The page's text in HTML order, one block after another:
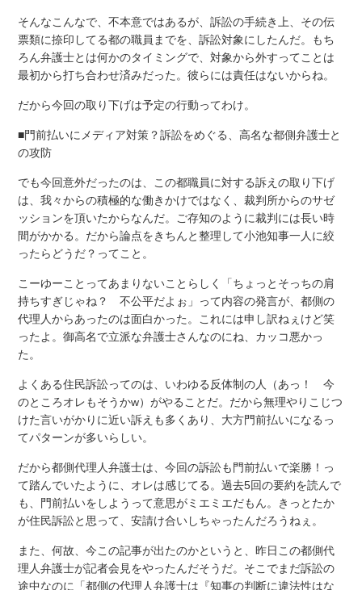
そんなこんなで、不本意ではあるが、訴訟の手続き上、その伝
票類に捺印してる都の職員までを、訴訟対象にしたんだ。もち
ろん弁護士とは何かのタイミングで、対象から外すってことは
最初から打ち合わせ済みだった。彼らには責任はないからね。
だから今回の取り下げは予定の行動ってわけ。
■門前払いにメディア対策？訴訟をめぐる、高名な都側弁護士と
の攻防
でも今回意外だったのは、この都職員に対する訴えの取り下げ
は、我々からの積極的な働きかけではなく、裁判所からのサゼ
ッションを頂いたからなんだ。ご存知のように裁判には長い時
間がかかる。だから論点をきちんと整理して小池知事一人に絞
ったらどうだ？ってこと。
こーゆーことってあまりないことらしく「ちょっとそっちの肩
持ちすぎじゃね？ 不公平だよぉ」って内容の発言が、都側の
代理人からあったのは面白かった。これには申し訳ねぇけど笑
ったよ。御高名で立派な弁護士さんなのにね、カッコ悪かっ
た。
よくある住民訴訟ってのは、いわゆる反体制の人（あっ！ 今
のところオレもそうかw）がやることだ。だから無理やりこじつ
けた言いがかりに近い訴えも多くあり、大方門前払いになるっ
てパターンが多いらしい。
だから都側代理人弁護士は、今回の訴訟も門前払いで楽勝！っ
て踏んでいたように、オレは感じてる。過去5回の要約を読んで
も、門前払いをしようって意思がミエミエだもん。きっとたか
が住民訴訟と思って、安請け合いしちゃったんだろうねぇ。
また、何故、今この記事が出たのかというと、昨日この都側代
理人弁護士が記者会見をやったんだそうだ。そこでまだ訴訟の
途中なのに「都側の代理人弁護士は『知事の判断に違法性はな